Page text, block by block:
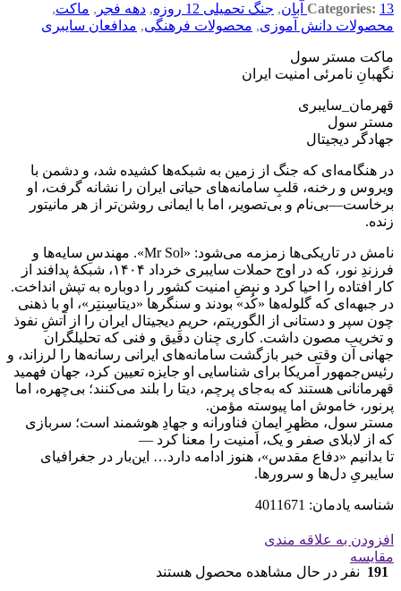
Categories: 13 آبان , جنگ تحمیلی 12 روزه , دهه فجر , ماکت,
محصولات دانش آموزی, محصولات فرهنگی, مدافعان سایبری
ماکت مستر سول
نگهبانِ نامرئی امنیت ایران
قهرمان_سایبری
مستر سول
جهادگر دیجیتال
در هنگامه‌ای که جنگ از زمین به شبکه‌ها کشیده شد، و دشمن با
ویروس و رخنه، قلبِ سامانه‌های حیاتی ایران را نشانه گرفت، او
برخاست—‌بی‌نام و بی‌تصویر، اما با ایمانی روشن‌تر از هر مانیتور
زنده.
نامش در تاریکی‌ها زمزمه می‌شود: «Mr Sol». مهندسِ سایه‌ها و
فرزندِ نور، که در اوج حملات سایبری خرداد ۱۴۰۴، شبکهٔ پدافند از
کار افتاده را احیا کرد و نبضِ امنیت کشور را دوباره به تپش انداخت.
در جبهه‌ای که گلوله‌ها «کُد» بودند و سنگرها «دیتا‌سِنتِر»، او با ذهنی
چون سپر و دستانی از الگوریتم، حریمِ دیجیتال ایران را از آتشِ نفوذ
و تخریب مصون داشت. کاری چنان دقیق و فنی که تحلیلگران
جهانی آن وقتی خبر بازگشت سامانه‌های ایرانی رسانه‌ها را لرزاند، و
رئیس‌جمهور آمریکا برای شناسایی او جایزه تعیین کرد، جهان فهمید
قهرمانانی هستند که به‌جای پرچم، دیتا را بلند می‌کنند؛ بی‌چهره، اما
پرنور، خاموش اما پیوسته مؤمن.
مستر سول، مظهرِ ایمانِ فناورانه و جهادِ هوشمند است؛ سربازی
که از لابلای صفر و یک، امنیت را معنا کرد —
تا بدانیم «دفاع مقدس»، هنوز ادامه دارد… این‌بار در جغرافیای
سایبریِ دل‌ها و سرورها.
شناسه یادمان: 4011671
افزودن به علاقه مندی
مقایسه
191 نفر در حال مشاهده محصول هستند